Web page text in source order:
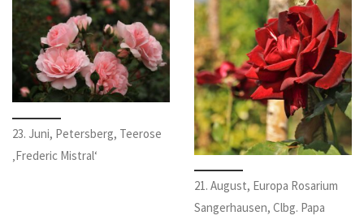
23. Juni, Petersberg, Teerose
‚Frederic Mistral‘
21. August, Europa Rosarium
Sangerhausen, Clbg. Papa